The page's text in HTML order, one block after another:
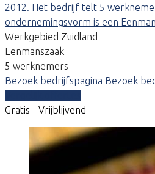
2012. Het bedrijf telt 5
ondernemingsvorm is een
Werkgebied Zuidland
Eenmanszaak
5 werknemers
Bezoek bedrijfspagina Bezoek
Gratis - Vrijblijvend